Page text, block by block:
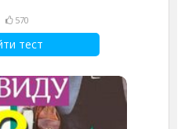
570
тест